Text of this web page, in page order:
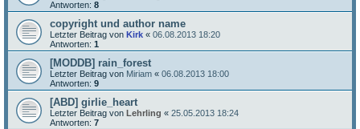
Antworten: 8
copyright und author name
Letzter Beitrag von Kirk « 06.08.2013 18:20
Antworten: 1
[MODDB] rain_forest
Letzter Beitrag von Miriam « 06.08.2013 18:00
Antworten: 9
[ABD] girlie_heart
Letzter Beitrag von Lehrling « 25.05.2013 18:24
Antworten: 7